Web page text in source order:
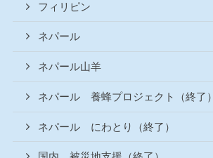
フィリピン
ネパール
ネパール山羊
ネパール 養蜂プロジェクト（終了）
ネパール にわとり（終了）